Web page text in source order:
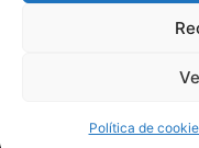
Política de
Política de privacidad